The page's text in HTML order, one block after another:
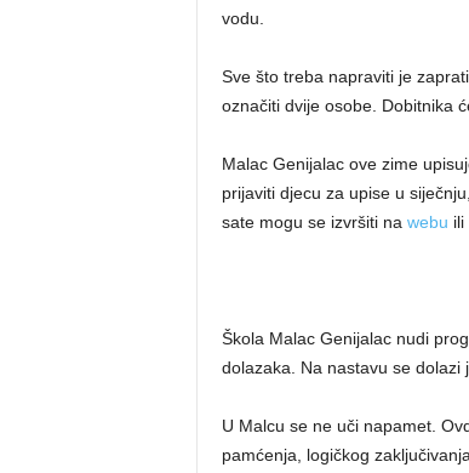
vodu.
Sve što treba napraviti je
označiti dvije osobe. Dobitnika
Malac Genijalac ove zime
prijaviti djecu za upise u
sate mogu se izvršiti na webu ili
Škola Malac Genijalac nudi
dolazaka. Na nastavu se dolazi
U Malcu se ne uči napamet.
pamćenja, logičkog